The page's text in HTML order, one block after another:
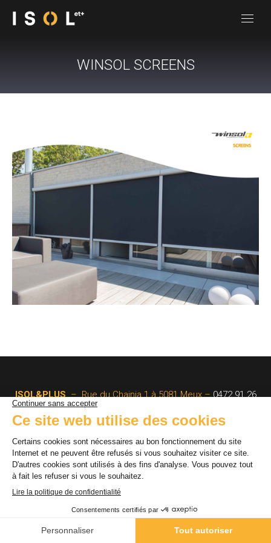
WINSOL SCREENS
ISOL&PLUS– Rue du Chainia 1 à 5081 Meux –0472 91 26
© By Poush
Mentions légales